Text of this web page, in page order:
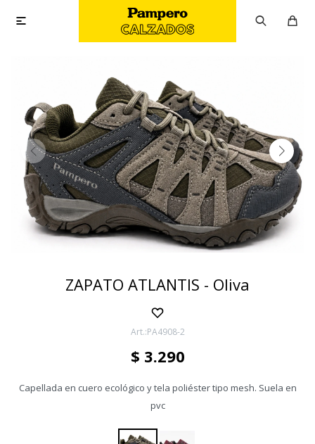

ZAPATO ATLANTIS - Oliva
PA4908-2
$ 3.290
Capellada en cuero ecológico y tela poliéster tipo mesh. Suela en
pvc